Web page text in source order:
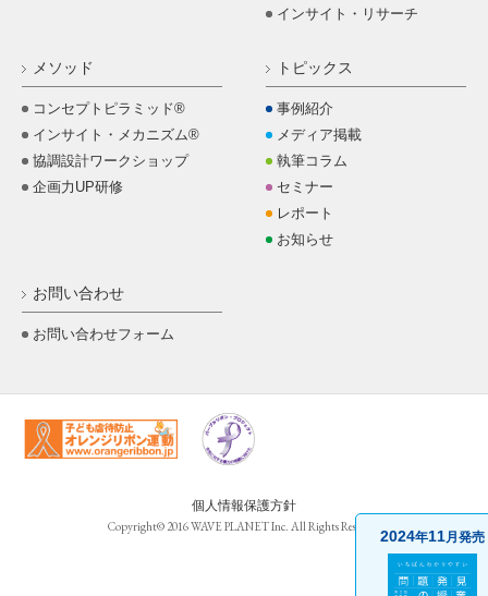
2024年11月発売
インサイト・リサーチ
メソッド
コンセプトピラミッド®
インサイト・メカニズム®
協調設計ワークショップ
企画力UP研修
トピックス
事例紹介
メディア掲載
執筆コラム
セミナー
レポート
お知らせ
お問い合わせ
お問い合わせフォーム
個人情報保護方針
Copyright© 2016 WAVE PLANET Inc. All Rights Reserved